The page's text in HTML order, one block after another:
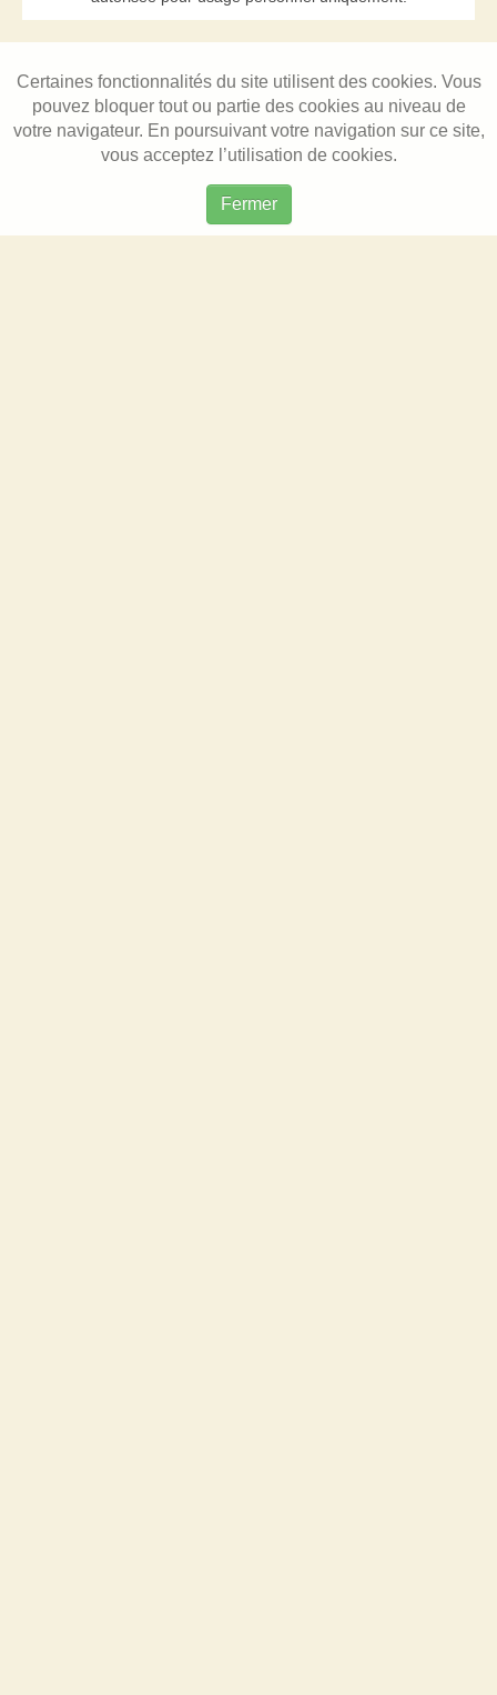
Certaines fonctionnalités du site utilisent des cookies. Vous
pouvez bloquer tout ou partie des cookies au niveau de
votre navigateur. En poursuivant votre navigation sur ce site,
vous acceptez l’utilisation de cookies.
Fermer